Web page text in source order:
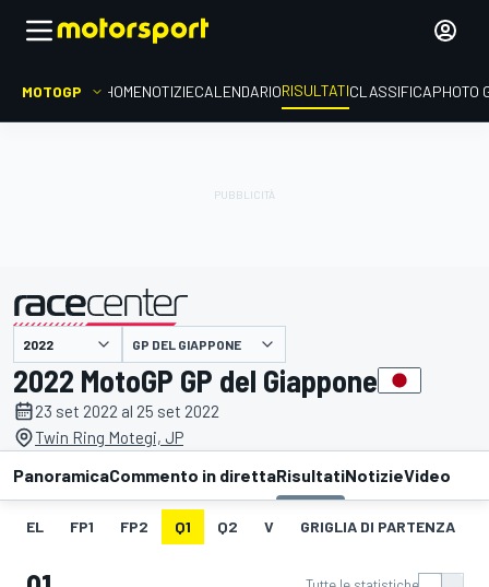
MOTOGP HOMENOTIZIECALENDARIORISULTATICLASSIFICAPHOTO
presentato da GP DEL GIAPPONE
2022 MotoGP GP del Giappone
23 set 2022 al 25 set 2022
Twin Ring Motegi, JP
PanoramicaCommento in direttaRisultatiNotizieVideo
EL FP1 FP2 Q1 Q2 V GRIGLIA DI PARTENZA